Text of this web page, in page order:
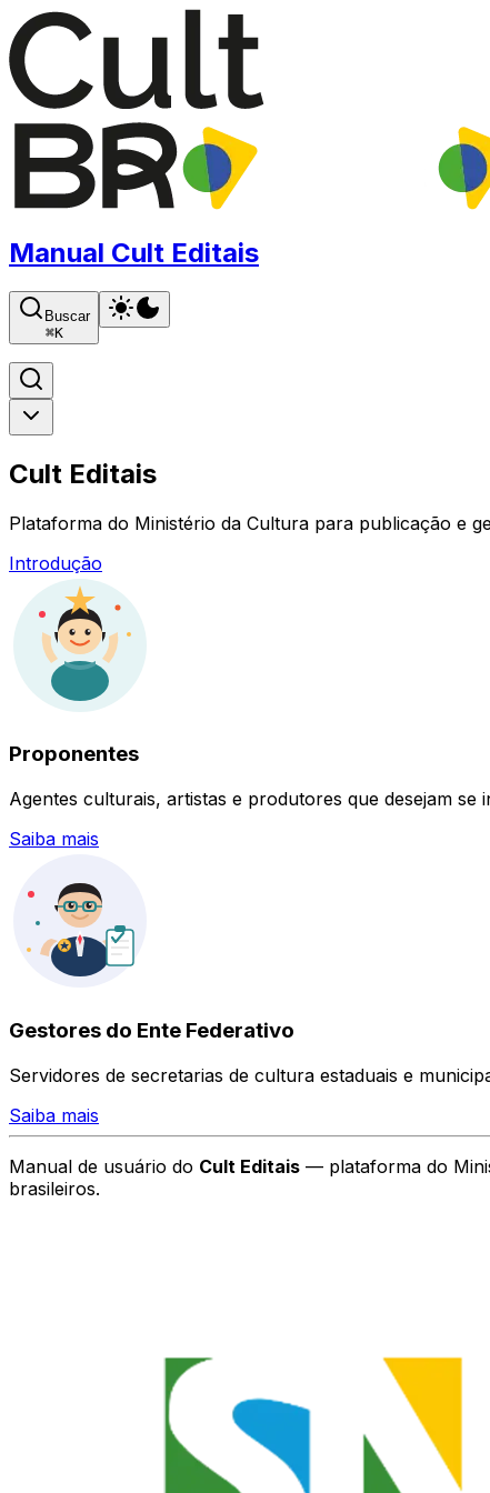
Manual Cult Editais
Buscar
⌘K
Cult Editais
Plataforma do Ministério da Cultura para publicação e
Introdução
Proponentes
Agentes culturais, artistas e produtores que desejam
Saiba mais
Gestores do Ente Federativo
Servidores de secretarias de cultura estaduais e
Saiba mais
Manual de usuário do Cult Editais — plataforma do
brasileiros.